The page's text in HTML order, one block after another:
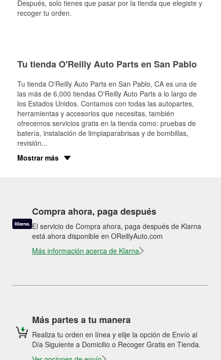
Después, solo tienes que pasar por la tienda que elegiste y
recoger tu orden.
Tu tienda O'Reilly Auto Parts en San Pablo
Tu tienda O'Reilly Auto Parts en San Pablo, CA es una de
las más de 6,000 tiendas O'Reilly Auto Parts a lo largo de
los Estados Unidos. Contamos con todas las autopartes,
herramientas y accesorios que necesitas, también
ofrecemos servicios gratis en la tienda como: pruebas de
batería, instalación de limpiaparabrisas y de bombillas,
revisión...
Mostrar más
Compra ahora, paga después
El servicio de Compra ahora, paga después de Klarna
está ahora disponible en OReillyAuto.com
Más información acerca de Klarna
Más partes a tu manera
Realiza tu orden en línea y elije la opción de Envío al
Día Siguiente a Domicilio o Recoger Gratis en Tienda.